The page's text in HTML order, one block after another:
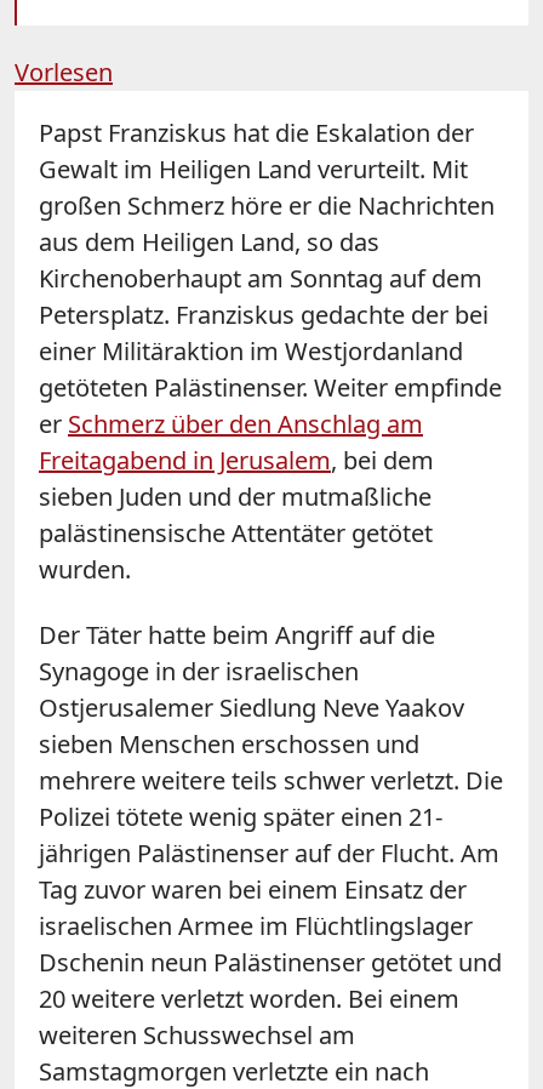
Vorlesen
Papst Franziskus hat die Eskalation der
Gewalt im Heiligen Land verurteilt. Mit
großen Schmerz höre er die Nachrichten
aus dem Heiligen Land, so das
Kirchenoberhaupt am Sonntag auf dem
Petersplatz. Franziskus gedachte der bei
einer Militäraktion im Westjordanland
getöteten Palästinenser. Weiter empfinde
er Schmerz über den Anschlag am
Freitagabend in Jerusalem, bei dem
sieben Juden und der mutmaßliche
palästinensische Attentäter getötet
wurden.
Der Täter hatte beim Angriff auf die
Synagoge in der israelischen
Ostjerusalemer Siedlung Neve Yaakov
sieben Menschen erschossen und
mehrere weitere teils schwer verletzt. Die
Polizei tötete wenig später einen 21-
jährigen Palästinenser auf der Flucht. Am
Tag zuvor waren bei einem Einsatz der
israelischen Armee im Flüchtlingslager
Dschenin neun Palästinenser getötet und
20 weitere verletzt worden. Bei einem
weiteren Schusswechsel am
Samstagmorgen verletzte ein nach